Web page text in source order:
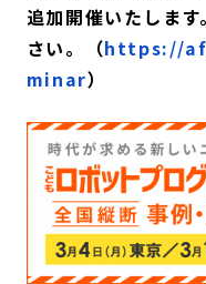
追加開催いたしま
さい。（https://
minar）